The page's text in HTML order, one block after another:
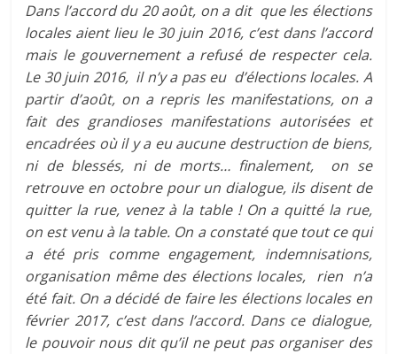
Dans l’accord du 20 août, on a dit que les élections
locales aient lieu le 30 juin 2016, c’est dans l’accord
mais le gouvernement a refusé de respecter cela.
Le 30 juin 2016, il n’y a pas eu d’élections locales. A
partir d’août, on a repris les manifestations, on a
fait des grandioses manifestations autorisées et
encadrées où il y a eu aucune destruction de biens,
ni de blessés, ni de morts… finalement, on se
retrouve en octobre pour un dialogue, ils disent de
quitter la rue, venez à la table ! On a quitté la rue,
on est venu à la table. On a constaté que tout ce qui
a été pris comme engagement, indemnisations,
organisation même des élections locales, rien n’a
été fait. On a décidé de faire les élections locales en
février 2017, c’est dans l’accord. Dans ce dialogue,
le pouvoir nous dit qu’il ne peut pas organiser des